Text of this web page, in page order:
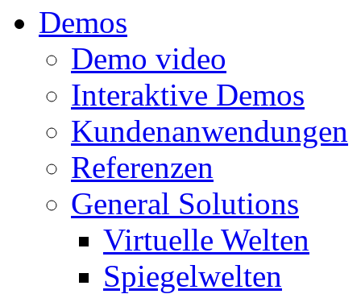
Demos
Demo video
Interaktive Demos
Kundenanwendungen
Referenzen
General Solutions
Virtuelle Welten
Spiegelwelten